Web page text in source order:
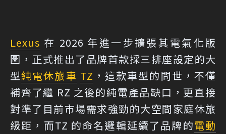
Lexus 在 2026 年進一步擴張其電氣化版
圖，正式推出了品牌首款採三排座設定的大
型純電休旅車 TZ ，這款車型的問世，不僅
補齊了繼 RZ 之後的純電產品缺口，更直接
對準了目前市場需求強勁的大空間家庭休旅
級距，而TZ 的命名邏輯延續了品牌的電動